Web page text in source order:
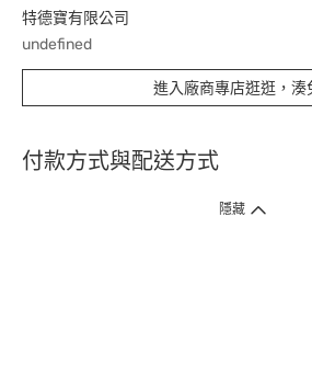
特德寶有限公司
undefined
進入廠商專店逛逛，湊
付款方式與配送方式
隱藏